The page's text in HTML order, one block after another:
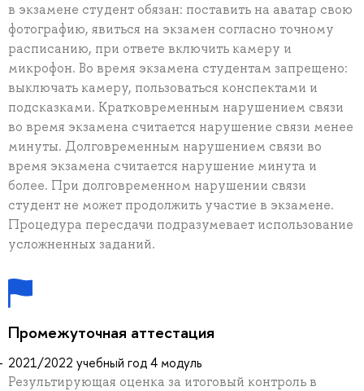
в экзамене студент обязан: поставить на аватар свою
фотографию, явиться на экзамен согласно точному
расписанию, при ответе включить камеру и
микрофон. Во время экзамена студентам запрещено:
выключать камеру, пользоваться конспектами и
подсказками. Кратковременным нарушением связи
во время экзамена считается нарушение связи менее
минуты. Долговременным нарушением связи во
время экзамена считается нарушение минута и
более. При долговременном нарушении связи
студент не может продолжить участие в экзамене.
Процедура пересдачи подразумевает использование
усложненных заданий.
Промежуточная аттестация
2021/2022 учебный год 4 модуль
Результирующая оценка за итоговый контроль в